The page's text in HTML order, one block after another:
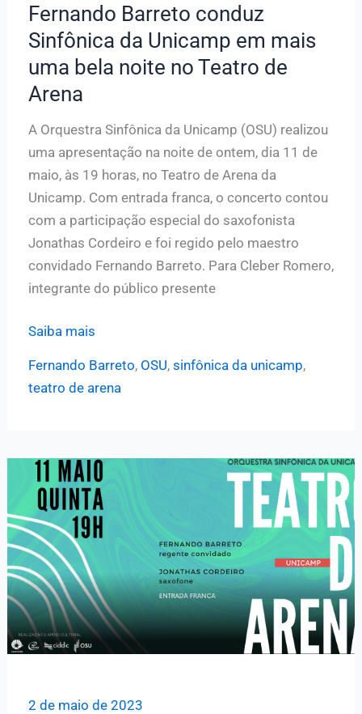
Unicamp
para
o
concerto
boas-
vindas
no
Teatro
de
Arena
Fernando Barreto conduz
Sinfônica da Unicamp em mais
uma bela noite no Teatro de
Arena
A Orquestra Sinfônica da Unicamp (OSU) realizou
uma apresentação na noite de ontem, dia 11 de
maio, às 19 horas, no Teatro de Arena da
Unicamp. Com entrada franca, o concerto contou
com a participação especial do saxofonista
Jonathas Cordeiro e foi regido pelo maestro
convidado Fernando Barreto. Para Cleber Romero,
integrante do público presente
Fernando
em
mais
uma
bela
noite
no
Teatro
de
Arena
Saiba mais
Fernando Barreto, OSU, sinfônica da unicamp,
teatro de arena
2 de maio de 2023